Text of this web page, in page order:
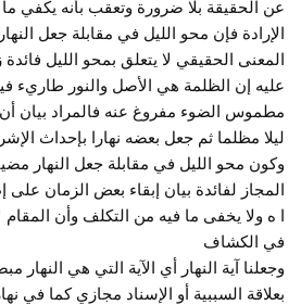
عن الحقيقة بلا ضرورة وتعقب بأنه يكفي
الإرادة فإن محو الليل في مقابلة جعل
المعنى الحقيقي لا يتعلق بمحو الليل
عليه إن الظلمة هي الأصل والنور طاريء
مطموس الضوء مفروغ عنه فالمراد بيان أن
ليلا مظلما ثم جعل بعضه نهارا بإحداث
وكون محو الليل في مقابلة جعل النهار
المجاز لفائدة بيان إبقاء بعض الزمان
ا ه ولا يخفى ما فيه من التكلف وأن المقام
في الكشاف
وجعلنا آية النهار أي الآية التي هي
بعلاقة السببية أو الإسناد مجازي كما في